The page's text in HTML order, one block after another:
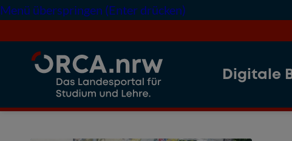
Menü überspringen (Enter drücken)
Digitale